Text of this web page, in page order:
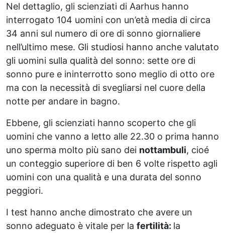
Nel dettaglio, gli scienziati di Aarhus hanno
interrogato 104 uomini con un’età media di circa
34 anni sul numero di ore di sonno giornaliere
nell’ultimo mese. Gli studiosi hanno anche valutato
gli uomini sulla qualità del sonno: sette ore di
sonno pure e ininterrotto sono meglio di otto ore
ma con la necessità di svegliarsi nel cuore della
notte per andare in bagno.
Ebbene, gli scienziati hanno scoperto che gli
uomini che vanno a letto alle 22.30 o prima hanno
uno sperma molto più sano dei nottambuli, cioé
un conteggio superiore di ben 6 volte rispetto agli
uomini con una qualità e una durata del sonno
peggiori.
I test hanno anche dimostrato che avere un
sonno adeguato è vitale per la fertilità: la